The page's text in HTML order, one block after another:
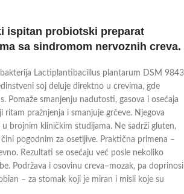
ispitan probiotski preparat
sa sindromom nervoznih creva.
Lactiplantibacillus plantarum DSM 9843
soj deluje direktno u crevima, gde
Pomaže smanjenju nadutosti, gasova i osećaja
ritam pražnjenja i smanjuje grčeve. Njegova
brojnim kliničkim studijama. Ne sadrži gluten,
pogodnim za osetljive. Praktična primena –
Rezultati se osećaju već posle nekoliko
Podržava i osovinu creva–mozak, pa doprinosi
– za stomak koji je miran i misli koje su